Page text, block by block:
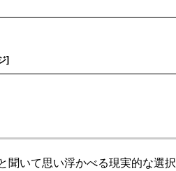
]
いて思い浮かべる現実的な選